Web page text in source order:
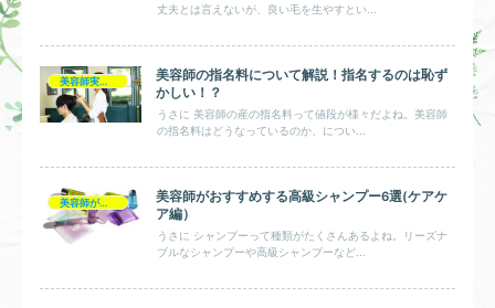
丈夫とは言えないが、良い毛を生やすとい...
美容師実践0円ヘアケア
美容師の指名料について解説！指名するのは恥ず
かしい！？
うさに 美容師の産の指名料って値段が様々だよね。美容師
の指名料はどうなっているのか、につい...
美容師が総評シャンプー
美容師がおすすめする高級シャンプー6選(ケアケ
ア編）
うさに シャンプーって種類がたくさんあるよね。リーズナ
ブルなシャンプーや高級シャンプーなど...